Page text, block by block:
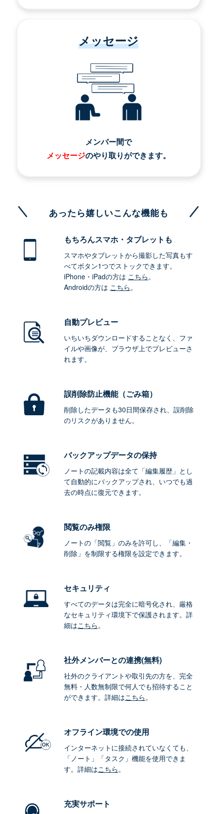
メッセージ
メンバー間で
メッセージのやり取りができます。
あったら嬉しいこんな機能も
もちろんスマホ・タブレットも
スマホやタブレットから撮影した写真もす
べてボタン1つでストックできます。
iPhone・iPadの方は こちら。
Androidの方は こちら。
自動プレビュー
いちいちダウンロードすることなく、ファ
イルや画像が、ブラウザ上でプレビューさ
れます。
誤削除防止機能（ごみ箱）
削除したデータも30日間保存され、誤削除
のリスクがありません。
バックアップデータの保持
ノートの記載内容は全て「編集履歴」とし
て自動的にバックアップされ、いつでも過
去の時点に復元できます。
閲覧のみ権限
ノートの「閲覧」のみを許可し、「編集・
削除」を制限する権限を設定できます。
セキュリティ
すべてのデータは完全に暗号化され、厳格
なセキュリティ環境下で保護されます。詳
細はこちら。
社外メンバーとの連携(無料)
社外のクライアントや取引先の方を、完全
無料・人数無制限で何人でも招待すること
ができます。詳細はこちら。
オフライン環境での使用
インターネットに接続されていなくても、
「ノート」「タスク」機能を使用できま
す。詳細はこちら。
充実サポート